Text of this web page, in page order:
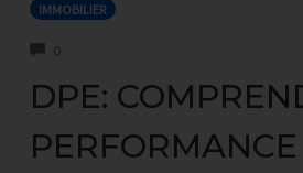
IMMOBILIER
0COMMENTS
DPE:
PERFORMANCE